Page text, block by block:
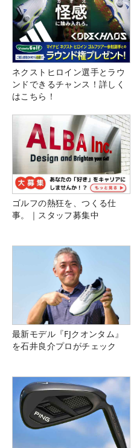
ネクストヒロイン選手とラウ
ンドできるチャンス！詳しく
はこちら！
ゴルフの熱狂を、つくる仕
事。｜スタッフ募集中
最新モデル『FJクオンタム』
を石井良介プロがチェック